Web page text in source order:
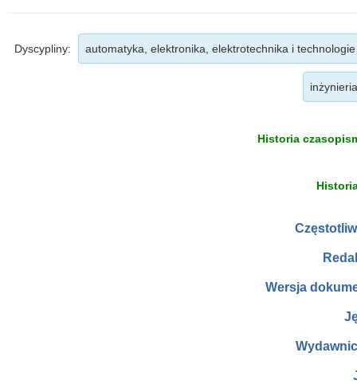
Dyscypliny: automatyka, elektronika, elektrotechnika i
Historia
Wersja